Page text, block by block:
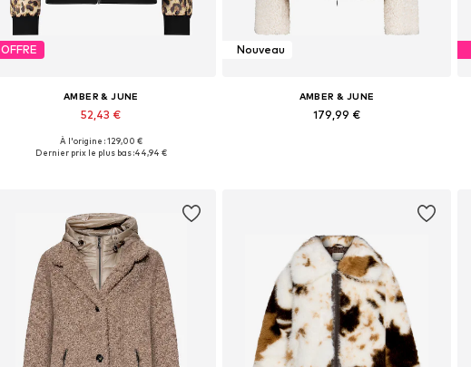
OFFRE
AMBER & JUNE
52,43 €
Disponible en plusieurs tailles
À l'origine : 129,00 €
Dernier prix le plus bas :44,94 €
Nouveau
AMBER & JUNE
179,99 €